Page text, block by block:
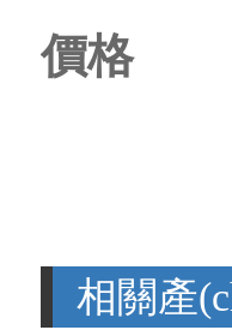
價格
相關產